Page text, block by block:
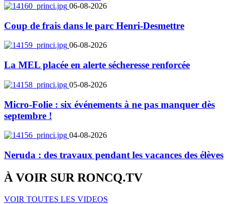
06-08-2026
Coup de frais dans le parc Henri-Desmettre
06-08-2026
La MEL placée en alerte sécheresse renforcée
05-08-2026
Micro-Folie : six événements à ne pas manquer dès
septembre !
04-08-2026
Neruda : des travaux pendant les vacances des élèves
À VOIR SUR RONCQ.TV
VOIR TOUTES LES VIDEOS